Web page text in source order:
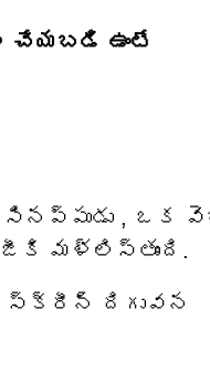
చేయబడి ఉంటే
, ఒక
మళ్లిస్తుంది.
స్క్రీన్ దిగువన